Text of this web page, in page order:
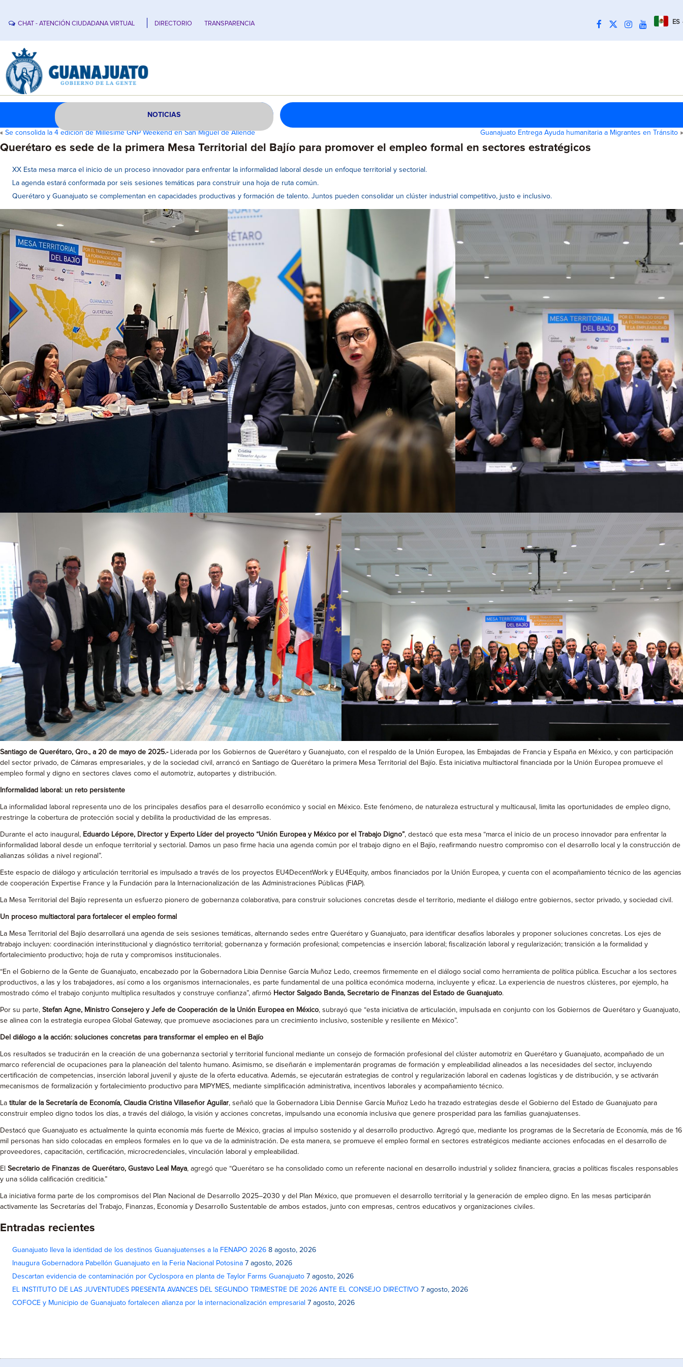
CHAT - ATENCIÓN CIUDADANA VIRTUAL DIRECTORIO TRANSPARENCIA ES
NOTICIAS
« Se consolida la 4 edición de Millesime GNP Weekend en San Miguel de Allende Guanajuato Entrega Ayuda humanitaria a Migrantes en Tránsito »
Querétaro es sede de la primera Mesa Territorial del Bajío para promover el empleo formal en sectores estratégicos
XX Esta mesa marca el inicio de un proceso innovador para enfrentar la informalidad laboral desde un enfoque territorial y sectorial.
La agenda estará conformada por seis sesiones temáticas para construir una hoja de ruta común.
Querétaro y Guanajuato se complementan en capacidades productivas y formación de talento. Juntos pueden consolidar un clúster industrial competitivo, justo e inclusivo.
Santiago de Querétaro, Qro., a 20 de mayo de 2025.-Liderada por los Gobiernos de Querétaro y Guanajuato, con el respaldo de la Unión Europea, las Embajadas de Francia y España en México, y con participación
del sector privado, de Cámaras empresariales, y de la sociedad civil, arrancó en Santiago de Querétaro la primera Mesa Territorial del Bajío. Esta iniciativa multiactoral financiada por la Unión Europea promueve el
empleo formal y digno en sectores claves como el automotriz, autopartes y distribución.
Informalidad laboral: un reto persistente
La informalidad laboral representa uno de los principales desafíos para el desarrollo económico y social en México. Este fenómeno, de naturaleza estructural y multicausal, limita las oportunidades de empleo digno,
restringe la cobertura de protección social y debilita la productividad de las empresas.
Durante el acto inaugural, Eduardo Lépore, Director y Experto Líder del proyecto “Unión Europea y México por el Trabajo Digno”, destacó que esta mesa “marca el inicio de un proceso innovador para enfrentar la
informalidad laboral desde un enfoque territorial y sectorial. Damos un paso firme hacia una agenda común por el trabajo digno en el Bajío, reafirmando nuestro compromiso con el desarrollo local y la construcción de
alianzas sólidas a nivel regional”.
Este espacio de diálogo y articulación territorial es impulsado a través de los proyectos EU4DecentWork y EU4Equity, ambos financiados por la Unión Europea, y cuenta con el acompañamiento técnico de las agencias
de cooperación Expertise France y la Fundación para la Internacionalización de las Administraciones Públicas (FIAP).
La Mesa Territorial del Bajío representa un esfuerzo pionero de gobernanza colaborativa, para construir soluciones concretas desde el territorio, mediante el diálogo entre gobiernos, sector privado, y sociedad civil.
Un proceso multiactoral para fortalecer el empleo formal
La Mesa Territorial del Bajío desarrollará una agenda de seis sesiones temáticas, alternando sedes entre Querétaro y Guanajuato, para identificar desafíos laborales y proponer soluciones concretas. Los ejes de
trabajo incluyen: coordinación interinstitucional y diagnóstico territorial; gobernanza y formación profesional; competencias e inserción laboral; fiscalización laboral y regularización; transición a la formalidad y
fortalecimiento productivo; hoja de ruta y compromisos institucionales.
“En el Gobierno de la Gente de Guanajuato, encabezado por la Gobernadora Libia Dennise García Muñoz Ledo, creemos firmemente en el diálogo social como herramienta de política pública. Escuchar a los sectores
productivos, a las y los trabajadores, así como a los organismos internacionales, es parte fundamental de una política económica moderna, incluyente y eficaz. La experiencia de nuestros clústeres, por ejemplo, ha
mostrado cómo el trabajo conjunto multiplica resultados y construye confianza”, afirmó Hector Salgado Banda, Secretario de Finanzas del Estado de Guanajuato.
Por su parte, Stefan Agne, Ministro Consejero y Jefe de Cooperación de la Unión Europea en México, subrayó que “esta iniciativa de articulación, impulsada en conjunto con los Gobiernos de Querétaro y Guanajuato,
se alinea con la estrategia europea Global Gateway, que promueve asociaciones para un crecimiento inclusivo, sostenible y resiliente en México”.
Del diálogo a la acción: soluciones concretas para transformar el empleo en el Bajío
Los resultados se traducirán en la creación de una gobernanza sectorial y territorial funcional mediante un consejo de formación profesional del clúster automotriz en Querétaro y Guanajuato, acompañado de un
marco referencial de ocupaciones para la planeación del talento humano. Asimismo, se diseñarán e implementarán programas de formación y empleabilidad alineados a las necesidades del sector, incluyendo
certificación de competencias, inserción laboral juvenil y ajuste de la oferta educativa. Además, se ejecutarán estrategias de control y regularización laboral en cadenas logísticas y de distribución, y se activarán
mecanismos de formalización y fortalecimiento productivo para MIPYMES, mediante simplificación administrativa, incentivos laborales y acompañamiento técnico.
La titular de la Secretaría de Economía, Claudia Cristina Villaseñor Aguilar, señaló que la Gobernadora Libia Dennise García Muñoz Ledo ha trazado estrategias desde el Gobierno del Estado de Guanajuato para
construir empleo digno todos los días, a través del diálogo, la visión y acciones concretas, impulsando una economía inclusiva que genere prosperidad para las familias guanajuatenses.
Destacó que Guanajuato es actualmente la quinta economía más fuerte de México, gracias al impulso sostenido y al desarrollo productivo. Agregó que, mediante los programas de la Secretaría de Economía, más de 16
mil personas han sido colocadas en empleos formales en lo que va de la administración. De esta manera, se promueve el empleo formal en sectores estratégicos mediante acciones enfocadas en el desarrollo de
proveedores, capacitación, certificación, microcredenciales, vinculación laboral y empleabilidad.
El Secretario de Finanzas de Querétaro, Gustavo Leal Maya, agregó que “Querétaro se ha consolidado como un referente nacional en desarrollo industrial y solidez financiera, gracias a políticas fiscales responsables
y una sólida calificación crediticia.”
La iniciativa forma parte de los compromisos del Plan Nacional de Desarrollo 2025–2030 y del Plan México, que promueven el desarrollo territorial y la generación de empleo digno. En las mesas participarán
activamente las Secretarías del Trabajo, Finanzas, Economía y Desarrollo Sustentable de ambos estados, junto con empresas, centros educativos y organizaciones civiles.
Entradas recientes
Guanajuato lleva la identidad de los destinos Guanajuatenses a la FENAPO 2026 8 agosto, 2026
Inaugura Gobernadora Pabellón Guanajuato en la Feria Nacional Potosina 7 agosto, 2026
Descartan evidencia de contaminación por Cyclospora en planta de Taylor Farms Guanajuato 7 agosto, 2026
EL INSTITUTO DE LAS JUVENTUDES PRESENTA AVANCES DEL SEGUNDO TRIMESTRE DE 2026 ANTE EL CONSEJO DIRECTIVO 7 agosto, 2026
COFOCE y Municipio de Guanajuato fortalecen alianza por la internacionalización empresarial 7 agosto, 2026